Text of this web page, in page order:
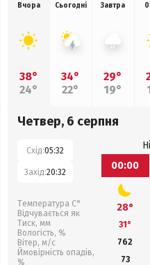
Вчора
38°
24°
Сьогодні
34°
22°
Завтра
29°
19°
Четвер, 6 серпня
Схід:05:32
Захід:20:32
Температура С°
Відчувається як
Тиск, мм
Вологість, %
Вітер, м/с
Ймовірність опадів,
%
00:00
28°
31°
762
73